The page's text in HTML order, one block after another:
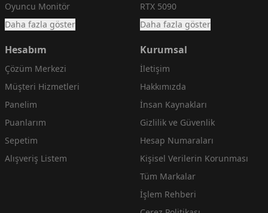
Oyuncu Monitör
Daha fazla göster
RTX 5090
Daha fazla göster
Hesabım
Çözüm Merkezi
Müşteri Hizmetleri
Panelim
Puanlarım
Sepetim
Alışveriş Listem
Kurumsal
İletişim
Hakkımızda
İnsan Kaynakları
Gizlilik ve Güvenlik
Hesap Numaraları
Kişisel Verilerin Korunması
Tüm Markalar
İşlem Rehberi